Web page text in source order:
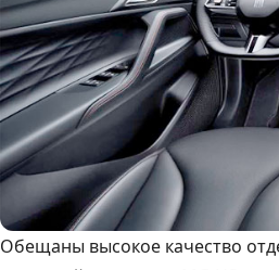
Обещаны высокое качество